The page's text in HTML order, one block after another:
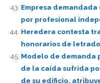
Empresa
por profesional
Heredera contesta
honorarios de
Modelo de demanda
de la caída sufrida
de su edificio,